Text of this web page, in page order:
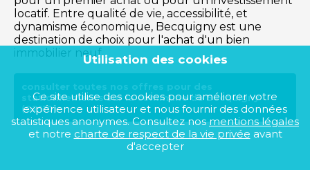
locatif. Entre qualité de vie, accessibilité, et
dynamisme économique, Becquigny est une
destination de choix pour l'achat d'un bien
immobilier neuf.
consulter toutes nos offres pour des
stationnements sur la commune de Becquigny
(02110)
Utilisation des cookies
Ce site utilise des cookies pour améliorer votre
expérience utilisateur et nous fournir des données
statistiques anonymes. Consultez nosmentions légales
et notre charte de respect de la vie privée avant
d'accepter